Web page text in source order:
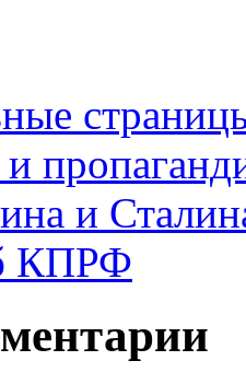
и
КПРФ